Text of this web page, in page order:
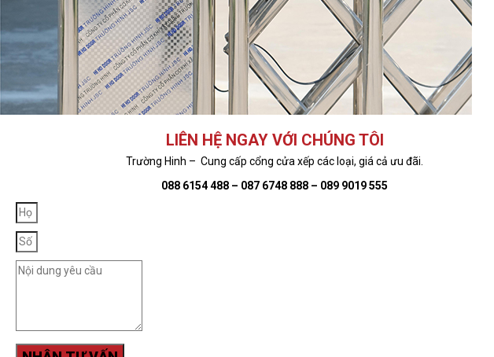
LIÊN HỆ NGAY VỚI CHÚNG TÔI
Trường Hinh – Cung cấp cổng cửa xếp các loại, giá cả ưu đãi.
088 6154 488 – 087 6748 888 – 089 9019 555